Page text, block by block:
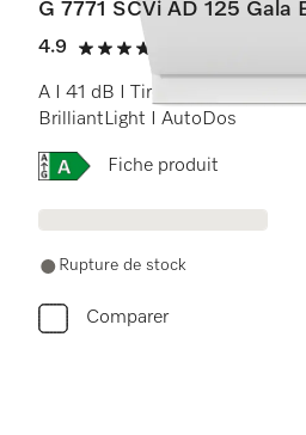
G 7771 SCVi AD 125 Gala
4.9
4.9 étoiles sur 5
A I 41 dB I Tiroir à couverts I
BrilliantLight I AutoDos
Online Label Flag,
Fiche produit
Rupture de stock
Comparer